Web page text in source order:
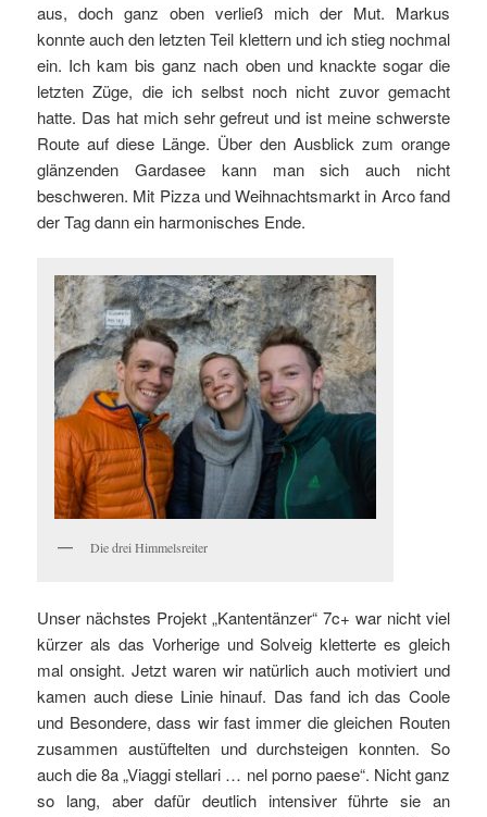
aus, doch ganz oben verließ mich der Mut. Markus
konnte auch den letzten Teil klettern und ich stieg nochmal
ein. Ich kam bis ganz nach oben und knackte sogar die
letzten Züge, die ich selbst noch nicht zuvor gemacht
hatte. Das hat mich sehr gefreut und ist meine schwerste
Route auf diese Länge. Über den Ausblick zum orange
glänzenden Gardasee kann man sich auch nicht
beschweren. Mit Pizza und Weihnachtsmarkt in Arco fand
der Tag dann ein harmonisches Ende.
Die drei Himmelsreiter
Unser nächstes Projekt „Kantentänzer“ 7c+ war nicht viel
kürzer als das Vorherige und Solveig kletterte es gleich
mal onsight. Jetzt waren wir natürlich auch motiviert und
kamen auch diese Linie hinauf. Das fand ich das Coole
und Besondere, dass wir fast immer die gleichen Routen
zusammen austüftelten und durchsteigen konnten. So
auch die 8a „Viaggi stellari … nel porno paese“. Nicht ganz
so lang, aber dafür deutlich intensiver führte sie an